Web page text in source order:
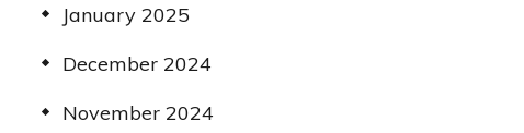
January 2025
December 2024
November 2024